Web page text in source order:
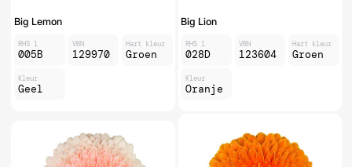
Big Lemon
RHS 1
005B
VBN
129970
Hart kleur
Groen
Kleur
Geel
Big Lion
RHS 1
028D
VBN
123604
Hart kleur
Groen
Kleur
Oranje